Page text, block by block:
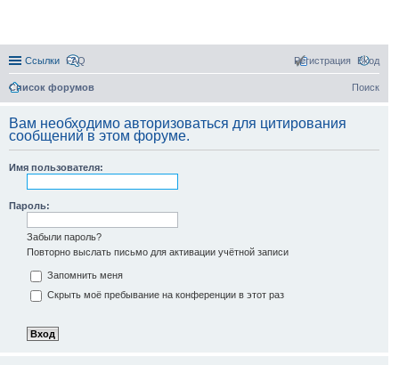
Ссылки FAQ Вход
Регистрация
Список форумов Поиск
Вам необходимо авторизоваться для цитирования
сообщений в этом форуме.
Имя пользователя:
Пароль:
Забыли пароль?
Повторно выслать письмо для активации учётной записи
Запомнить меня
Скрыть моё пребывание на конференции в этот раз